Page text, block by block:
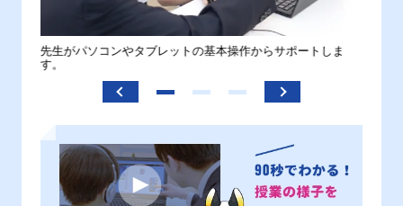
先生がパソコンやタブレットの基本操作からサポートしま
す。